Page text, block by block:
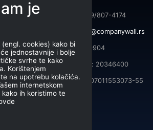
Telefon: 069/807-4174
info@companywall.rs
PIB: 105340904
Matični broj: 20346400
TR: 165-0007011553073-55
je
cookies) kako bi
jednostavnije i bolje
svrhe te kako
Korištenjem
na upotrebu kolačića.
internetskom
ih koristimo te